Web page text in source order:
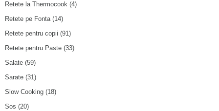
Retete la Thermocook (4)
Retete pe Fonta(14)
Retete pentru copii (91)
Retete pentru Paste (33)
Salate (59)
Sarate (31)
Slow Cooking (18)
Sos (20)